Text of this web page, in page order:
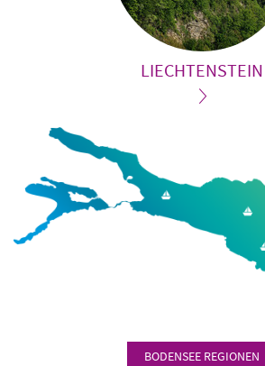
LIECHTENSTEIN
BODENSEE REGIONEN